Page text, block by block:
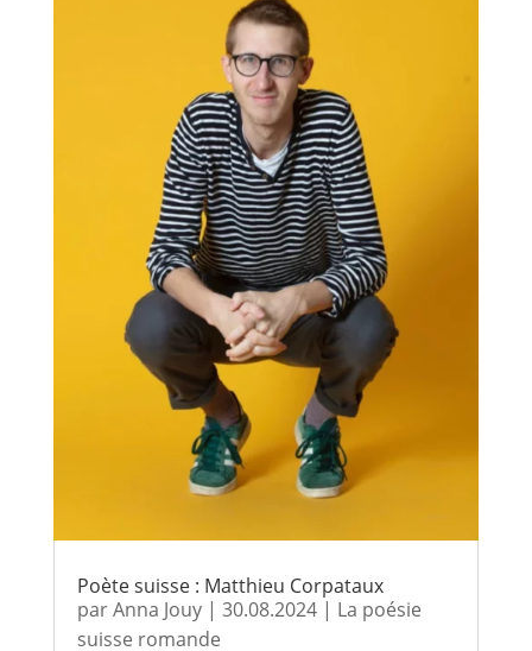
Poète suisse : Matthieu Corpataux
parAnna Jouy| 30.08.2024| La poésie
suisse romande